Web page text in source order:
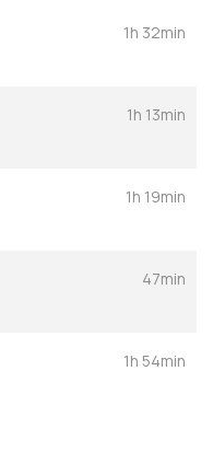
1h 32min
1h 13min
1h 19min
47min
1h 54min